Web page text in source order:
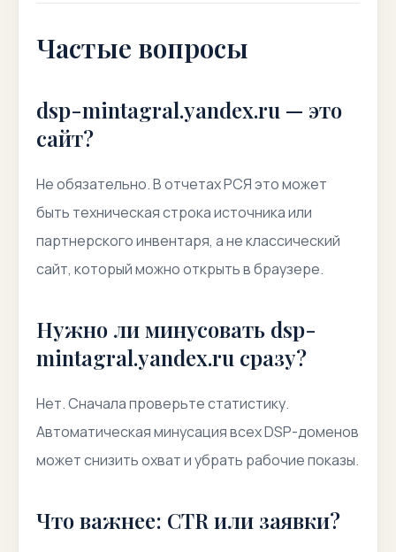
Частые вопросы
dsp-mintagral.yandex.ru — это
сайт?
Не обязательно. В отчетах РСЯ это может
быть техническая строка источника или
партнерского инвентаря, а не классический
сайт, который можно открыть в браузере.
Нужно ли минусовать dsp-
mintagral.yandex.ru сразу?
Нет. Сначала проверьте статистику.
Автоматическая минусация всех DSP-доменов
может снизить охват и убрать рабочие показы.
Что важнее: CTR или заявки?